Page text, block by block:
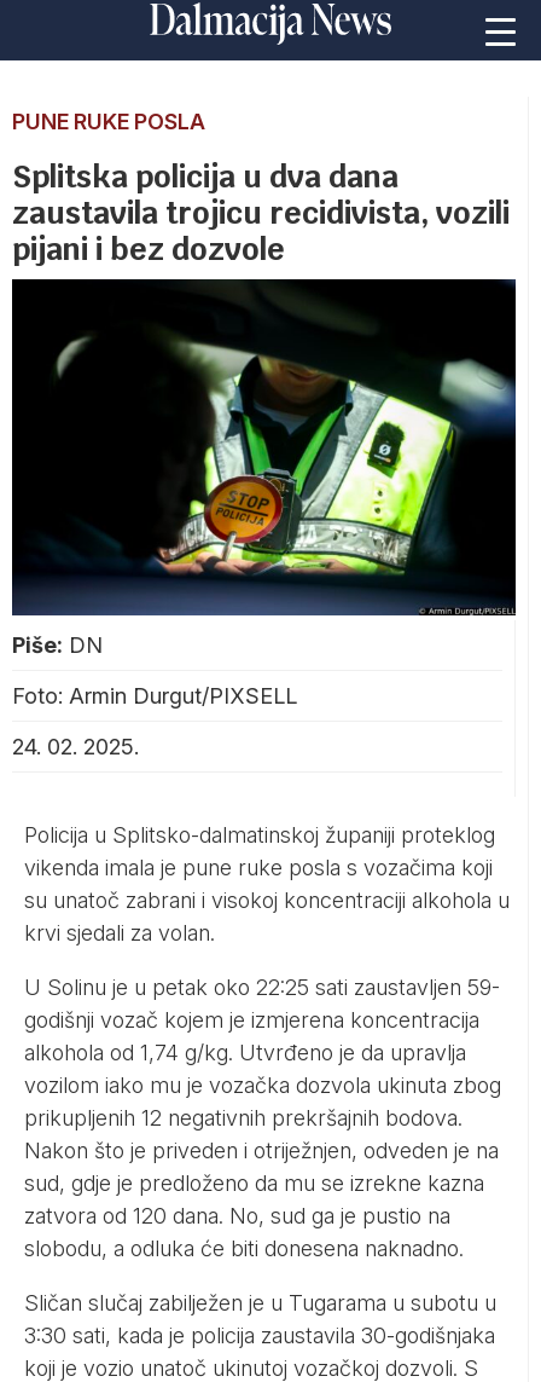
PUNE RUKE POSLA
Splitska policija u dva dana
zaustavila trojicu recidivista, vozili
pijani i bez dozvole
Piše: DN
Foto: Armin Durgut/PIXSELL
24. 02. 2025.
Policija u Splitsko-dalmatinskoj županiji proteklog
vikenda imala je pune ruke posla s vozačima koji
su unatoč zabrani i visokoj koncentraciji alkohola u
krvi sjedali za volan.
U Solinu je u petak oko 22:25 sati zaustavljen 59-
godišnji vozač kojem je izmjerena koncentracija
alkohola od 1,74 g/kg. Utvrđeno je da upravlja
vozilom iako mu je vozačka dozvola ukinuta zbog
prikupljenih 12 negativnih prekršajnih bodova.
Nakon što je priveden i otriježnjen, odveden je na
sud, gdje je predloženo da mu se izrekne kazna
zatvora od 120 dana. No, sud ga je pustio na
slobodu, a odluka će biti donesena naknadno.
Sličan slučaj zabilježen je u Tugarama u subotu u
3:30 sati, kada je policija zaustavila 30-godišnjaka
koji je vozio unatoč ukinutoj vozačkoj dozvoli. S